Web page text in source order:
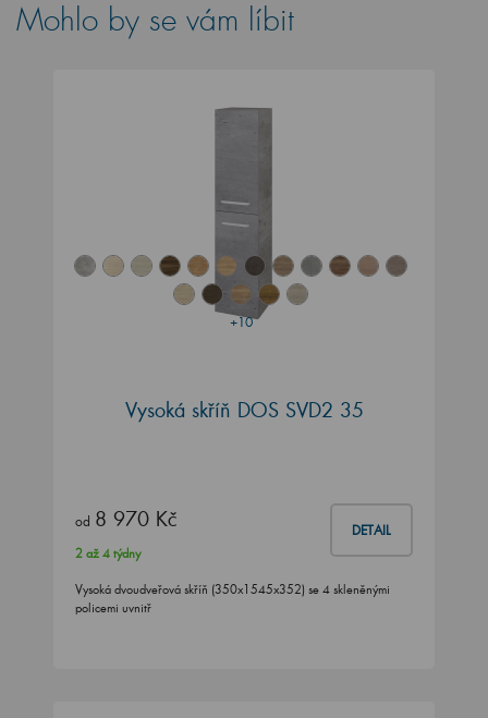
Mohlo by se vám líbit
+10
Vysoká skříň DOS SVD2 35
od 8 970 Kč DETAIL
2 až 4 týdny
Vysoká dvoudveřová skříň (350x1545x352) se 4 skleněnými
policemi uvnitř